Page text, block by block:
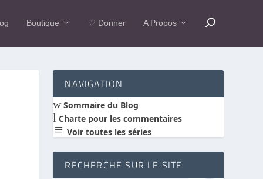
Boutique ♡ Donner A Propos
NAVIGATION
wSommaire du Blog
l Charte pour les commentaires
a Voir toutes les séries
RECHERCHE SUR LE SITE